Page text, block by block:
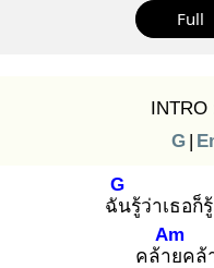
Full
INTRO
G |
ฉัน
G
รู้ว่าเธอก็
คล้าย
Am
คล้